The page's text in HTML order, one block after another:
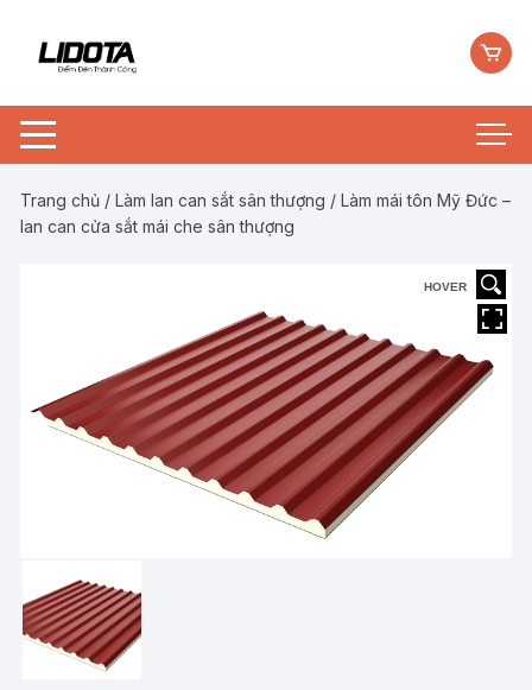
Trang chủ /Làm lan can sắt sân thượng / Làm mái tôn Mỹ Đức –
lan can cửa sắt mái che sân thượng
HOVER